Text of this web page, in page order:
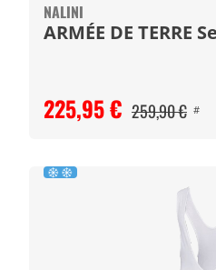
NALINI
ARMÉE DE TERRE
225,95 € 259,90 € #